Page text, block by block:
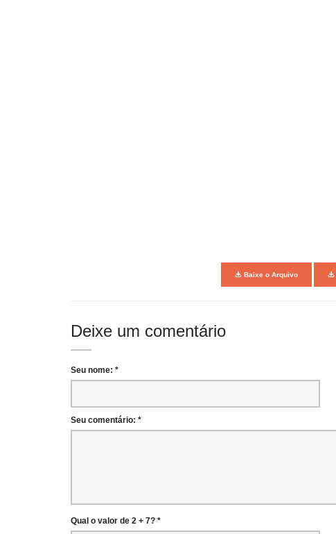
Baixe o Arquivo
Deixe um comentário
Seu nome: *
Seu comentário: *
Qual o valor de 2 + 7? *